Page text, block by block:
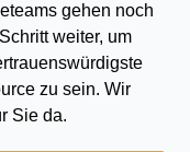
gehen noch
weiter, um
zu sein. Wir
Sie da.